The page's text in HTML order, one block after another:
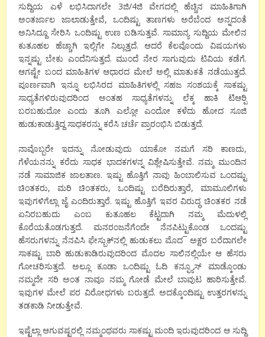
ಸುದ್ದಿಯ ಎಳೆ ಲಭಿಸಿದಾಗಲೇ 3ಜಿ/4ಜಿ ವೇಗದಲ್ಲಿ ಹೆಚ್ಚಿನ ಮಾಹಿತಿಗಾಗಿ
ಅಂತರ್ಜಾಲ ಜಾಲಾಡುತ್ತೇವೆ, ಒಂದಿಷ್ಟು ತಾಣಗಳು ಅರೆಬೆಂದ ಅನ್ನದಂತೆ
ಅನಿಸಿದ್ದೂ ಸೇರಿಸಿ ಒಂದಿಷ್ಟು ಉಣ ಬಡಿಸುತ್ತವೆ. ಸಾಮಾನ್ಯ ಸುದ್ದಿಯ ಮೇಲಿನ
ಕುತೂಹಲ ಹೆಚ್ಚಾಗಿ ಇಲ್ಲಿಗೇ ನಿಲ್ಲುತ್ತದೆ. ಆದರೆ ಕೆಲವೊಂದು ವಿಷಯಗಳು
ಇನ್ನಷ್ಟು ಬೇಕು ಎಂದೆನಿಸುತ್ತದೆ. ಮುಂದೆ ನೇರ ಸಾಗುವುದು ಟಿವಿಯ ಕಡೆಗೆ.
ಆಗಷ್ಟೇ ಬಂದ ಮಾಹಿತಿಗಳ ಆಧಾರದ ಮೇಲೆ ಅಲ್ಲಿ ಮಾತುಕತೆ ನಡೆಯುತ್ತದೆ.
ಪೂರ್ಣವಾಗಿ ಇನ್ನೂ ಲಭಿಸಿರದ ಮಾಹಿತಿಗಳಲ್ಲಿ ಸಹಜ ಸಂಶಯಕ್ಕೆ ಸಾಕಷ್ಟು
ಸಾಧ್ಯತೆಗಳಿರುವುದರಿಂದ ಅಂತಹ ಸಾಧ್ಯತೆಗಳನ್ನು ಲೆಕ್ಕ ಹಾಕಿ ಟಿಆರ್‍ಪಿ
ಬರಬಹುದೋ ಎಂದು ತೂಗಿ ಎಲ್ಲೋ ಎಂದೋ ಕಳೆದು ಹೋದ ಸೂಜಿ
ಹುಡುಕಾಡುತ್ತಿದ್ದ ಸಾಧಕರನ್ನು ಕರೆಸಿ ಚರ್ಚೆ ಪ್ರಾರಂಭಿಸಿ ಬಿಡುತ್ತದೆ.
ನಾವೊಬ್ಬರೇ ಇದನ್ನು ನೋಡುವುದು ಯಾಕೋ ನಮಗೆ ಸರಿ ಕಾಣದು,
ಗೆಳೆಯನನ್ನು ಕರೆದು ಸಾಧಕ ಭಾದಕಗಳನ್ನ ವಿಶ್ಲೇಷಿಸುತ್ತೇವೆ. ನಮ್ಮ ಮುಂದಿನ
ನಡೆ ಸಾಮಾಜಿಕ ಜಾಲತಾಣ. ಇಷ್ಟು ಹೊತ್ತಿಗೆ ನಾವು ಹಿಂಬಾಲಿಸುವ ಒಂದಷ್ಟು
ಚಿಂತಕರು, ಮರಿ ಚಿಂತಕರು, ಒಂದಿಷ್ಟು ಬರೆದಿರುತ್ತಾರೆ, ಮಾಮೂಲಿಗಳು
ಇವುಗಳಿಗೆಲ್ಲಾ ಜೈ ಎಂದಿರುತ್ತಾರೆ. ಇಷ್ಟು ಹೊತ್ತಿಗೆ ಇವರ ವಿರುದ್ಧ ಚಿಂತಕರ ನಡೆ
ಏನಿರಬಹುದು ಎಂಬ ಕುತೂಹಲ ಕೆಟ್ಟದಾಗಿ ನಮ್ಮ ಮೆದುಳಲ್ಲಿ
ಕೊರೆಯತೊಡಗುತ್ತದೆ. ಮನರಂಜನೆಗೆಂದೇ ನೆನಪಿಟ್ಟುಕೊಂಡ ಒಂದಷ್ಟು
ಹೆಸರುಗಳನ್ನು ನೆನಪಿಸಿ ಫೇಸ್ಬುಕ್‍ನಲ್ಲಿ ಹುಡುಕಲು ಮೊದ¯ ಅಕ್ಷರ ಬರೆದಾಗಲೇ
ಸಾಕಷ್ಟು ಬಾರಿ ಹುಡುಕಾಡಿರುವುದರಿಂದ ಮೊದಲ ಸಾಲಿನಲ್ಲಿಯೇ ಆ ಹೆಸರು
ಗೋಚರಿಸುತ್ತದೆ. ಅಲ್ಲೂ ಕೂಡಾ ಒಂದಿಷ್ಟು ಓದಿ ಕನ್ಫ್ಯೂಸ್ ಮಾಡ್ಕೊಂಡು
ನಮ್ಮದೇ ಸರಿ ಅಂತ ನಾವೂ ನಮ್ಮ ಗೋಡೆ ಮೇಲೆ ಬಾವುಟ ಹಾರಿಸುತ್ತೇವೆ.
ಇವುಗಳ ಮೇಲೆ ಪರ ವಿರೋಧಗಳು ಬರುತ್ತದೆ. ಅದಕ್ಕೊಂದಿಷ್ಟು ಉತ್ತರಗಳನ್ನು
ತಡಕಾಡಿ ನೀಡುತ್ತೇವೆ.
ಇಷ್ಟೆಲ್ಲಾ ಆಗುವಷ್ಟರಲ್ಲಿ ನಮ್ಮಂಥವರು ಸಾಕಷ್ಟು ಮಂದಿ ಇರುವುದರಿಂದ ಆ ಸುದ್ದಿ